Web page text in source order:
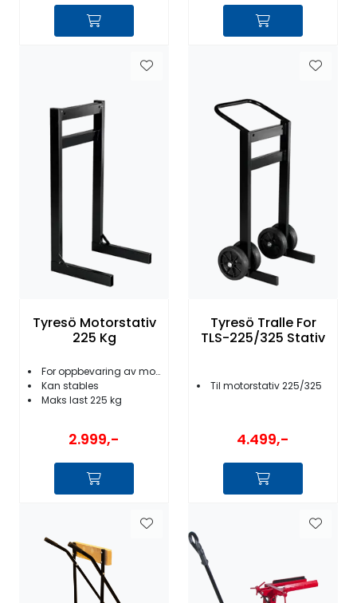
Tyresö Motorstativ
225 Kg
For oppbevaring av motor
Kan stables
Maks last 225 kg
2.999,-
Tyresö Tralle For
TLS-225/325 Stativ
Til motorstativ 225/325
4.499,-